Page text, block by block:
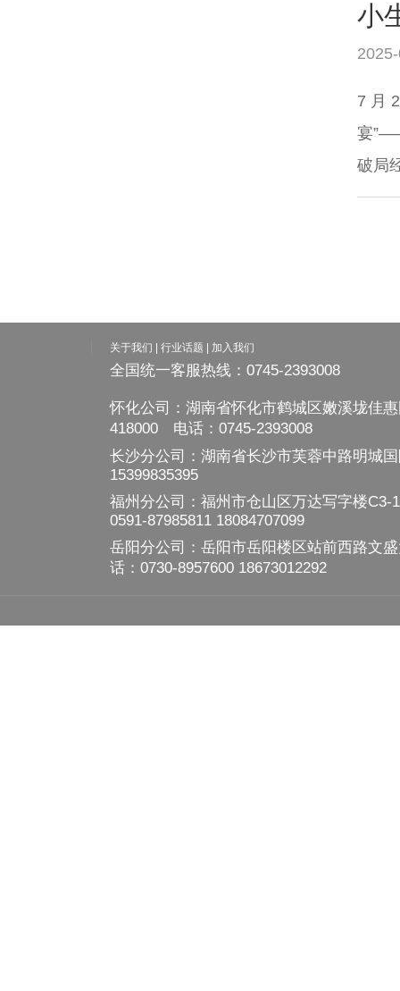
小
7 月
宴
破局
关于我们 行业话题 加入我们
全国统一客服热线：0745-2393008
怀化公司：湖南省怀化市鹤城区嫩溪垅佳
418000 电话：0745-2393008
长沙分公司：湖南省长沙市芙蓉中路明
15399835395
福州分公司：福州市仓山区万达写字楼
0591-87985811 18084707099
岳阳分公司：岳阳市岳阳楼区站前西路
话：0730-8957600 18673012292